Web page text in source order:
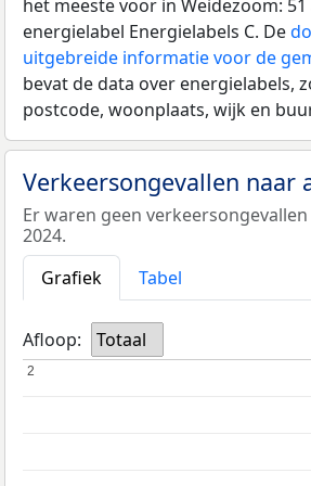
het meeste voor in Weidezoom:
energielabel Energielabels C. De
uitgebreide informatie voor de
bevat de data over energielabels,
postcode, woonplaats, wijk en
Verkeersongevallen naar
Er waren geen
2024.
Grafiek
Tabel
Afloop: Totaal
2
2